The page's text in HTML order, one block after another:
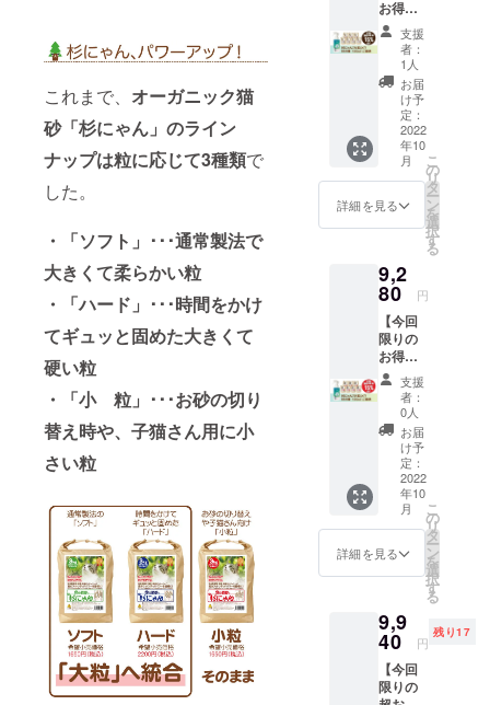
これまで、 オーガニック猫
砂「杉にゃん」のライン
ナップは粒に応じて3種類で
した。
・「ソフト」･･･通常製法で
大きくて柔らかい粒
・「ハード」･･･時間をかけ
てギュッと固めた大きくて
硬い粒
・「小 粒」･･･お砂の切り
替え時や、子猫さん用に小
さい粒
さんの
違和感
を少な
くする
ことが
できま
す。杉
にゃん
初心者
の方
猫さ
ん、砂
猫さん
におす
すめで
す。 ※
ご注文
状況、
製造状
況の都
合等に
より出
荷時期
が前後
する場
合があ
ステム
トイレ
（二層
式）
◎） 固
まりま
せん、
トイレ
に流せ
ます。
どんな
トイレ
ただけ
ます。
他の猫
砂には
ない、
杉にゃ
んだけ
の揮発
性有効
成分の
チカラ
をお試
しくだ
さい。
※ご注文
製造状
況の都
荷時期
が前後
する場
合があ
りま
供（一
般販売
予定価
格：
1980
円） ・
送料
（全国
律）：
1320円
⇒合
にゃん/
小粒】
トイレ
◎、シ
ステム
トイレ
（二層
式）
△） 固
まりま
せん、
トイレ
に流せ
ます。
粒が小
さい他
える
際、粒
の大き
さを揃
えるこ
お得な
早割】
・オー
ガニッ
ク猫砂
杉にゃ
ん 大粒
7袋：
7850円
（通常
販売価
格：
9240
F） ・
杉の精
100ml
：ご提
供（一
般販売
予定価
格：
1980
円） ・
送料
（全国
律）：
1430円
⇒合
計：
大粒】
（箱型
◎、シ
ステム
支援
者：
1人
お届
け予
定：
2022
年10
月
詳細を見る
こ
の
リ
タ
ー
ン
を
選
択
す
る
9,2
80 円
【今回
限りの
お得な
早割】
・オー
ガニッ
ク猫砂
杉にゃ
ん 小粒
7袋：
7850円
（通常
販売価
格：
9240
F） ・
杉の精
100ml
：ご提
供（一
支援
者：
0人
お届
け予
定：
2022
年10
月
詳細を見る
こ
の
リ
タ
ー
ン
を
選
択
す
る
9,9
40 円
残り17
【今回
限りの